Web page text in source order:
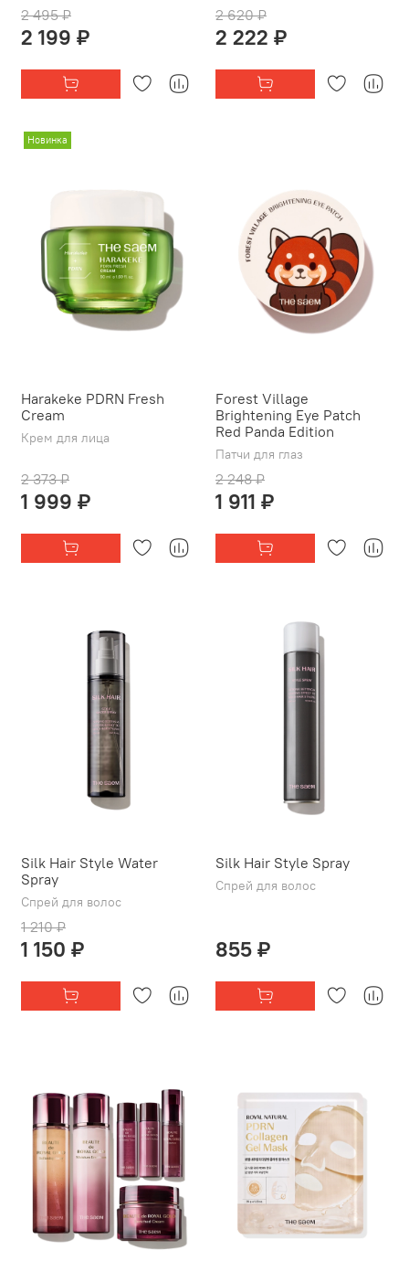
2 495 ₽
2 199 ₽
2 620 ₽
2 222 ₽
Новинка
Harakeke PDRN Fresh
Cream
Крем для лица
2 373 ₽
1 999 ₽
Forest Village
Brightening Eye Patch
Red Panda Edition
Патчи для глаз
2 248 ₽
1 911 ₽
Silk Hair Style Water
Spray
Спрей для волос
1 210 ₽
1 150 ₽
Silk Hair Style Spray
Спрей для волос
855 ₽